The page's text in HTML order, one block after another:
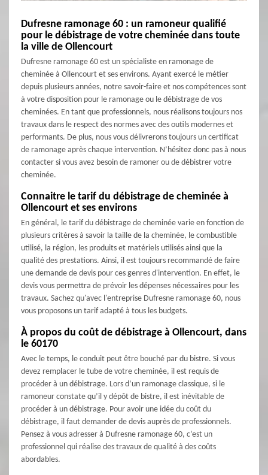
Dufresne ramonage 60 : un ramoneur qualifié
pour le débistrage de votre cheminée dans toute
la ville de Ollencourt
Dufresne ramonage 60 est un spécialiste en ramonage de
cheminée à Ollencourt et ses environs. Ayant exercé le métier
depuis plusieurs années, notre savoir-faire et nos compétences sont
à votre disposition pour le ramonage ou le débistrage de vos
cheminées. En tant que professionnels, nous réalisons toujours nos
travaux dans le respect des normes avec des outils modernes et
performants. De plus, nous vous délivrerons toujours un certificat
de ramonage après chaque intervention. N’hésitez donc pas à nous
contacter si vous avez besoin de ramoner ou de débistrer votre
cheminée.
Connaitre le tarif du débistrage de cheminée à
Ollencourt et ses environs
En général, le tarif du débistrage de cheminée varie en fonction de
plusieurs critères à savoir la taille de la cheminée, le combustible
utilisé, la région, les produits et matériels utilisés ainsi que la
qualité des prestations. Ainsi, il est toujours recommandé de faire
une demande de devis pour ces genres d'intervention. En effet, le
devis vous permettra de prévoir les dépenses nécessaires pour les
travaux. Sachez qu'avec l'entreprise Dufresne ramonage 60, nous
vous proposons un tarif adapté à tous les budgets.
À propos du coût de débistrage à Ollencourt, dans
le 60170
Avec le temps, le conduit peut être bouché par du bistre. Si vous
devez remplacer le tube de votre cheminée, il est requis de
procéder à un débistrage. Lors d’un ramonage classique, si le
ramoneur constate qu’il y dépôt de bistre, il est inévitable de
procéder à un débistrage. Pour avoir une idée du coût du
débistrage, il faut demander de devis auprès de professionnels.
Pensez à vous adresser à Dufresne ramonage 60, c’est un
professionnel qui réalise des travaux de qualité à des coûts
abordables.